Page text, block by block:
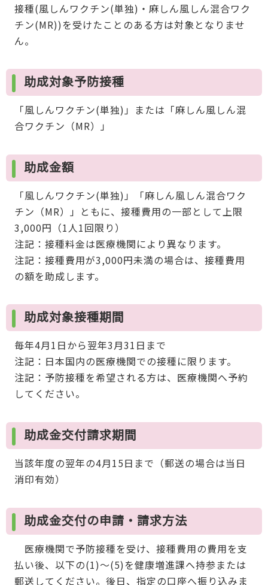
接種(風しんワクチン(単独)・麻しん風しん混合ワク
チン(MR))を受けたことのある方は対象となりませ
ん。
助成対象予防接種
「風しんワクチン(単独)」または「麻しん風しん混
合ワクチン（MR）」
助成金額
「風しんワクチン(単独)」「麻しん風しん混合ワク
チン（MR）」ともに、接種費用の一部として上限
3,000円（1人1回限り）
注記：接種料金は医療機関により異なります。
注記：接種費用が3,000円未満の場合は、接種費用
の額を助成します。
助成対象接種期間
毎年4月1日から翌年3月31日まで
注記：日本国内の医療機関での接種に限ります。
注記：予防接種を希望される方は、医療機関へ予約
してください。
助成金交付請求期間
当該年度の翌年の4月15日まで（郵送の場合は当日
消印有効）
助成金交付の申請・請求方法
医療機関で予防接種を受け、接種費用の費用を支
払い後、以下の(1)～(5)を健康増進課へ持参または
郵送してください。後日、指定の口座へ振り込みま